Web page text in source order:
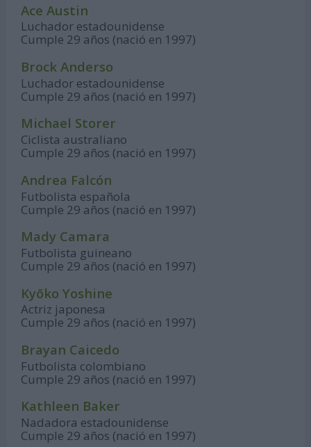
Ace Austin
Luchador estadounidense
Cumple 29 años (nació en 1997)
Brock Anderso
Luchador estadounidense
Cumple 29 años (nació en 1997)
Michael Storer
Ciclista australiano
Cumple 29 años (nació en 1997)
Andrea Falcón
Futbolista española
Cumple 29 años (nació en 1997)
Mady Camara
Futbolista guineano
Cumple 29 años (nació en 1997)
Kyōko Yoshine
Actriz japonesa
Cumple 29 años (nació en 1997)
Brayan Caicedo
Futbolista colombiano
Cumple 29 años (nació en 1997)
Kathleen Baker
Nadadora estadounidense
Cumple 29 años (nació en 1997)